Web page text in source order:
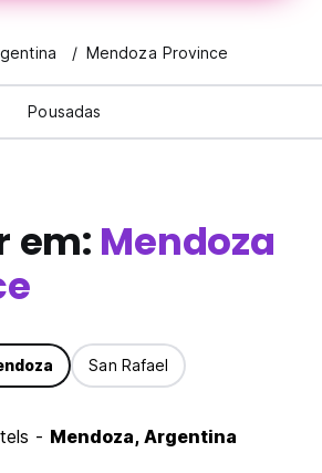
Mendoza Province
Pousadas
em: Mendoza
San Rafael
- Mendoza, Argentina